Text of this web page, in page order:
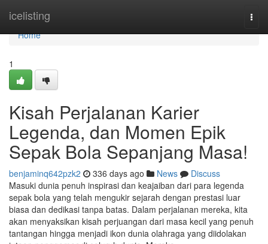
icelisting
Home
Home
1
Kisah Perjalanan Karier
Legenda, dan Momen Epik
Sepak Bola Sepanjang Masa!
benjaminq642pzk2 336 days ago News
Discuss
Masuki dunia penuh inspirasi dan keajaiban dari para legenda
sepak bola yang telah mengukir sejarah dengan prestasi luar
biasa dan dedikasi tanpa batas. Dalam perjalanan mereka, kita
akan menyaksikan kisah perjuangan dari masa kecil yang penuh
tantangan hingga menjadi ikon dunia olahraga yang diidolakan